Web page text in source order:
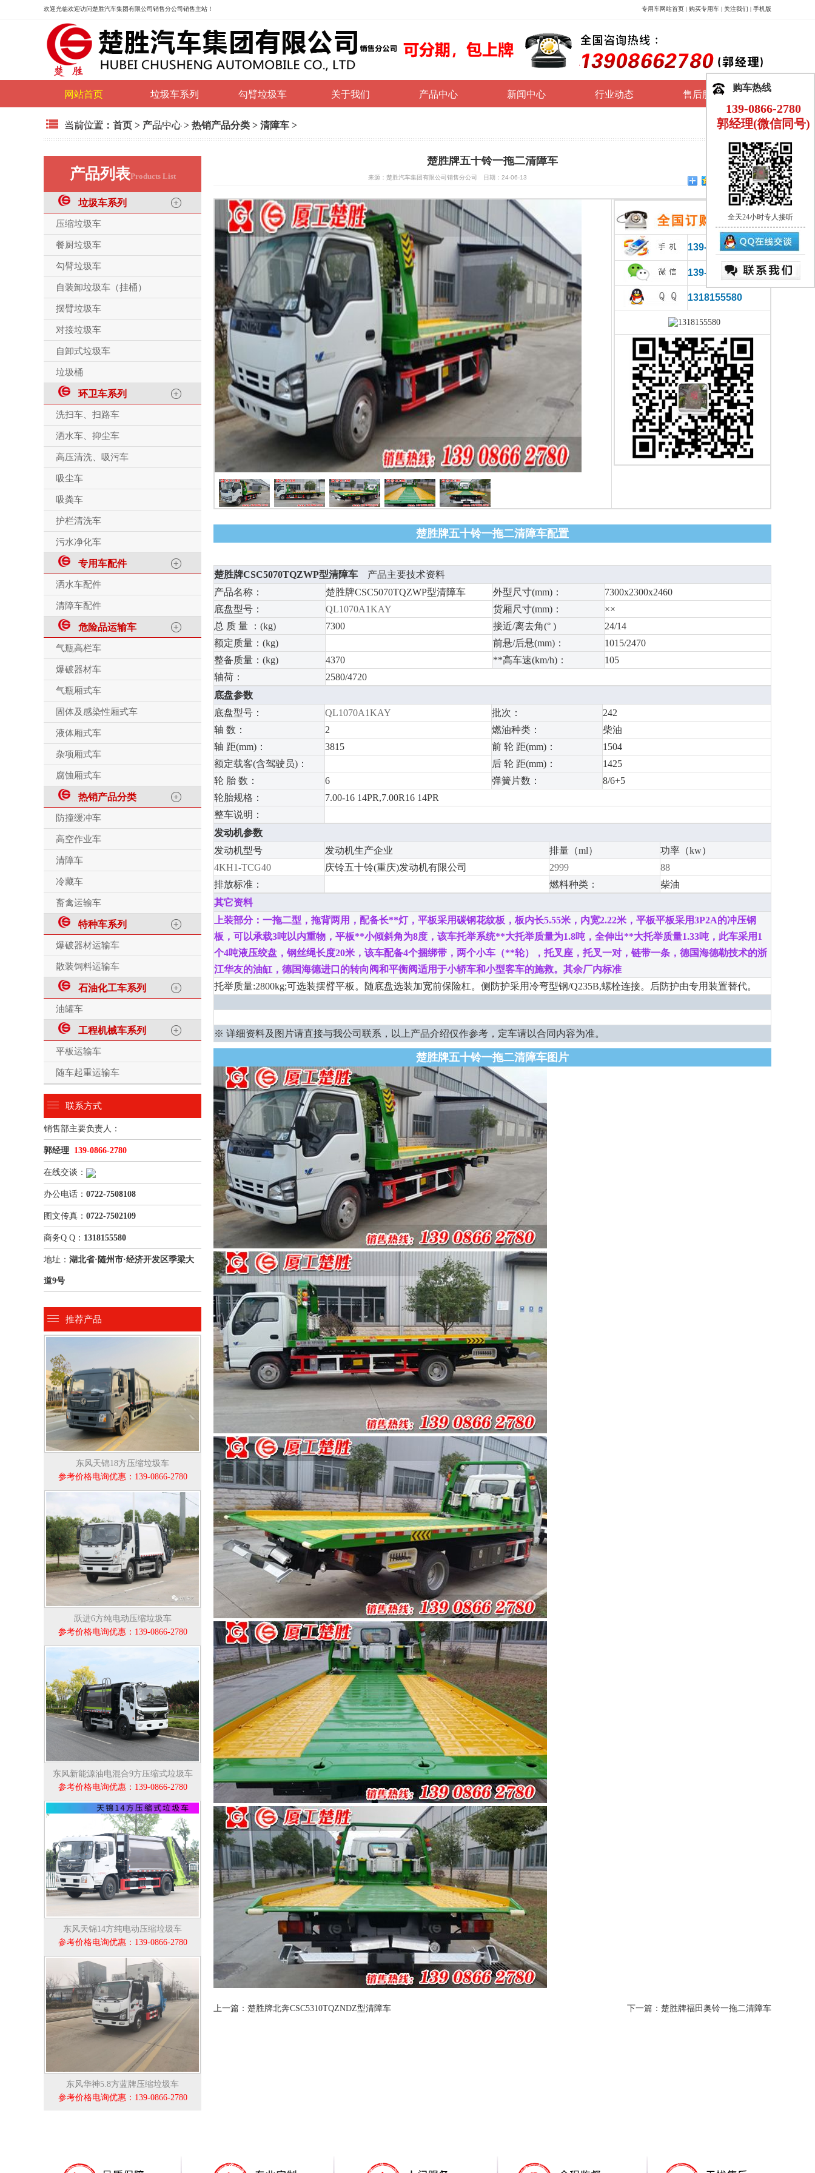
欢迎光临欢迎访问楚胜汽车集团有限公司销售分公司销售主站！ 专用车网站首页 | 购买专用车 | 关注我们 | 手机版
网站首页 垃圾车系列 勾臂垃圾车 关于我们 产品中心 新闻中心 行业动态 售后服务
购车流程 联系我们
当前位置： 首页 > 产品中心> 热销产品分类 > 清障车 >
产品列表Products List
垃圾车系列
压缩垃圾车
餐厨垃圾车
勾臂垃圾车
自装卸垃圾车（挂桶）
摆臂垃圾车
对接垃圾车
自卸式垃圾车
垃圾桶
环卫车系列
洗扫车、扫路车
洒水车、抑尘车
高压清洗、吸污车
吸尘车
吸粪车
护栏清洗车
污水净化车
专用车配件
洒水车配件
清障车配件
危险品运输车
气瓶高栏车
爆破器材车
气瓶厢式车
固体及感染性厢式车
液体厢式车
杂项厢式车
腐蚀厢式车
热销产品分类
防撞缓冲车
高空作业车
清障车
冷藏车
畜禽运输车
特种车系列
爆破器材运输车
散装饲料运输车
石油化工车系列
油罐车
工程机械车系列
平板运输车
随车起重运输车
联系方式
销售部主要负责人：
郭经理 139-0866-2780
在线交谈：
办公电话： 0722-7508108
图文传真： 0722-7502109
商务Q Q： 1318155580
地址： 湖北省·随州市·经济开发区季梁大
道9号
推荐产品
东风天锦18方压缩垃圾车
参考价格电询优惠：139-0866-2780
跃进6方纯电动压缩垃圾车
参考价格电询优惠：139-0866-2780
东风新能源油电混合9方压缩式垃圾车
参考价格电询优惠：139-0866-2780
东风天锦14方纯电动压缩垃圾车
参考价格电询优惠：139-0866-2780
东风华神5.8方蓝牌压缩垃圾车
参考价格电询优惠：139-0866-2780
楚胜牌五十铃一拖二清障车
来源：楚胜汽车集团有限公司销售分公司 日期：24-06-13
139-0866-2780
139-0866-2780
1318155580
楚胜牌五十铃一拖二清障车配置
楚胜牌CSC5070TQZWP型清障车 产品主要技术资料
产品名称：
楚胜牌CSC5070TQZWP型清障车 外型尺寸(mm)：
7300x2300x2460
底盘型号：
QL1070A1KAY 货厢尺寸(mm)：
××
总 质 量 ：(kg)
7300 接近/离去角(° )
24/14
额定质量：(kg)
前悬/后悬(mm)：
1015/2470
整备质量：(kg)
4370 **高车速(km/h)：
105
轴荷：
2580/4720
底盘参数
底盘型号：
QL1070A1KAY 批次：
242
轴 数：
2 燃油种类：
柴油
轴 距(mm)：
3815 前 轮 距(mm)：
1504
额定载客(含驾驶员)：
后 轮 距(mm)：
1425
轮 胎 数：
6 弹簧片数：
8/6+5
轮胎规格：
7.00-16 14PR,7.00R16 14PR
整车说明：
发动机参数
发动机型号
发动机生产企业 排量（ml）
功率（kw）
4KH1-TCG40
庆铃五十铃(重庆)发动机有限公司 2999
88
排放标准：
燃料种类：
柴油
其它资料
上装部分： 一拖二型，拖背两用，配备长**灯，平板采用碳钢花纹板，板内长5.55米，内宽2.22米，平板平板采用3P2A的冲压钢
板， 可以承载3吨以内重物，平板**小倾斜角为8度，该车托举系统**大托举质量为1.8吨，全伸出**大托举质量1.33吨，此车采用 1
个4吨液压绞盘，钢丝绳长度20米，该车配备4个捆绑带，两个小车（**轮），托叉座，托叉一对，链带一条，德国海德勒技术的浙
江华友的油缸，德国海德进口的转向阀和平衡阀适用于小轿车和小型客车的施救。其余厂内标准
托举质量:2800kg;可选装摆臂平板。随底盘选装加宽前保险杠。侧防护采用冷弯型钢/Q235B,螺栓连接。后防护由专用装置替代。
※ 详细资料及图片请直接与我公司联系，以上产品介绍仅作参考，定车请以合同内容为准。
楚胜牌五十铃一拖二清障车图片
上一篇：楚胜牌北奔CSC5310TQZNDZ型清障车 下一篇：楚胜牌福田奥铃一拖二清障车
购车热线
139-0866-2780
郭经理(微信同号)
全天24小时专人接听